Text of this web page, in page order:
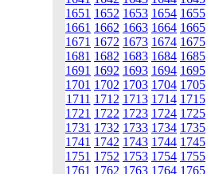
1651 1652 1653 1654 1655
1661 1662 1663 1664 1665
1671 1672 1673 1674 1675
1681 1682 1683 1684 1685
1691 1692 1693 1694 1695
1701 1702 1703 1704 1705
1711 1712 1713 1714 1715
1721 1722 1723 1724 1725
1731 1732 1733 1734 1735
1741 1742 1743 1744 1745
1751 1752 1753 1754 1755
1761 1762 1763 1764 1765